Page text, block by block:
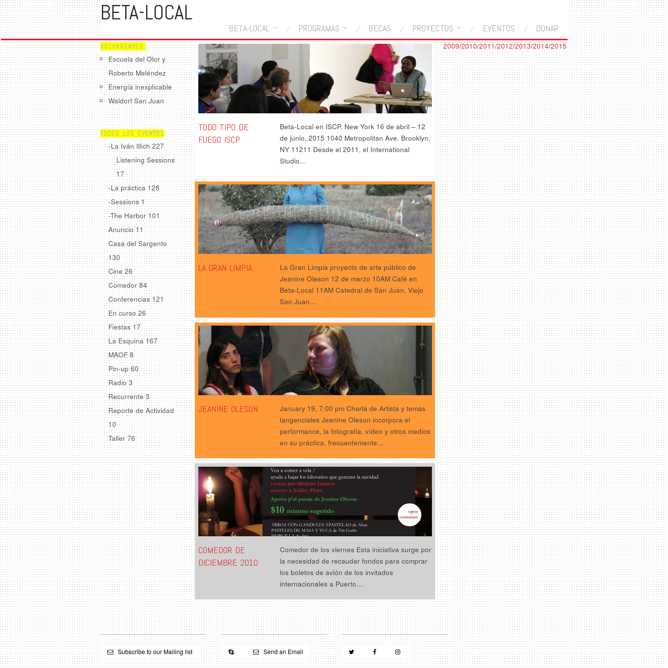
BETA-LOCAL
BETA-LOCAL PROGRAMAS BECAS PROYECTOS EVENTOS DONAR
RECURRENTES:
Escuela del Olor y
Roberto Meléndez
Energía inexplicable
Waldorf San Juan
TODOS LOS EVENTOS
-La Iván Illich227
Listening Sessions
17
-La práctica128
-Sessions 1
-The Harbor101
Anuncio11
Casa del Sargento
130
Cine26
Comedor 84
Conferencias121
En curso26
Fiestas17
La Esquina167
MAOF8
Pin-up60
Radio3
Recurrente3
Reporte de Actividad
10
Taller76
TODO TIPO DE
FUEGO ISCP
Beta-Local en ISCP, New York 16 de abril – 12
de junio, 2015 1040 Metropolitan Ave. Brooklyn,
NY 11211 Desde el 2011, el International
Studio…
LA GRAN LIMPIA
La Gran Limpia proyecto de arte público de
Jeanine Oleson 12 de marzo 10AM Café en
Beta-Local 11AM Catedral de San Juan, Viejo
San Juan…
JEANINE OLESON
January 19, 7:00 pm Charla de Artista y temas
tangenciales Jeanine Oleson incorpora el
performance, la fotografía, vídeo y otros medios
en su práctica, frecuentemente…
COMEDOR DE
DICIEMBRE 2010
Comedor de los viernes Esta iniciativa surge por
la necesidad de recaudar fondos para comprar
los boletos de avión de los invitados
internacionales a Puerto…
2009/2010/2011/2012/2013/2014/2015
Subscribe to our Mailing list Send an Email